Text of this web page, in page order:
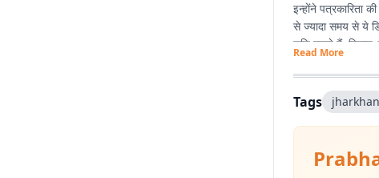
इन्होंने
से ज्यादा समय से ये
रुचि रखते हैं.
Read More
Tags